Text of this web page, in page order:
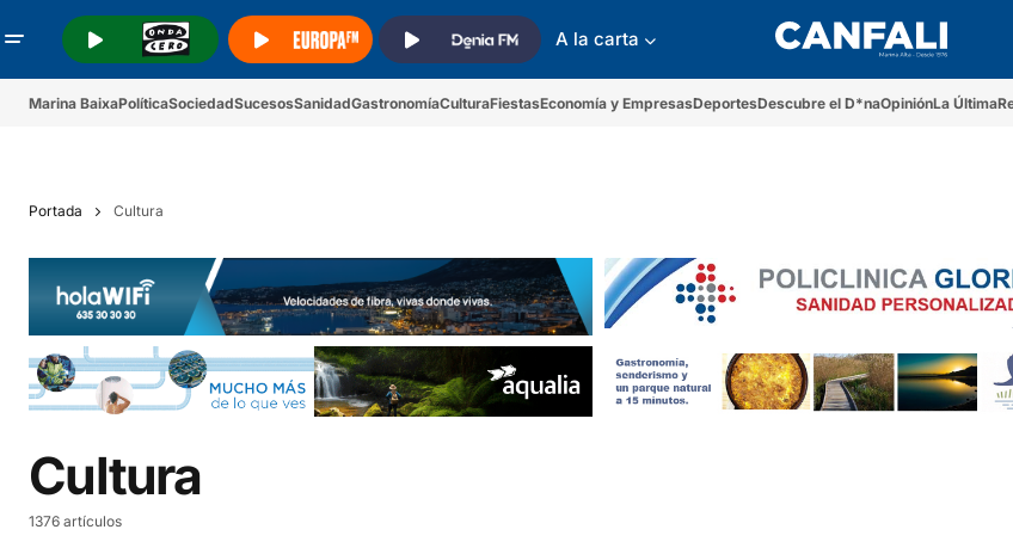
A la carta
Marina BaixaPolíticaSociedadSucesosSanidadGastronomíaCulturaFiestasEconomía y EmpresasDeportesDescubre el D*naOpiniónLa Última
Portada Cultura
Cultura
1376 artículos